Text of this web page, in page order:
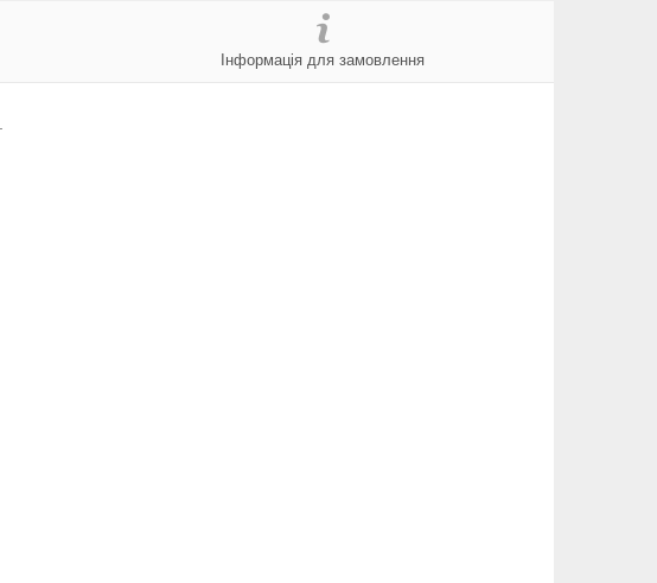
Інформація для замовлення